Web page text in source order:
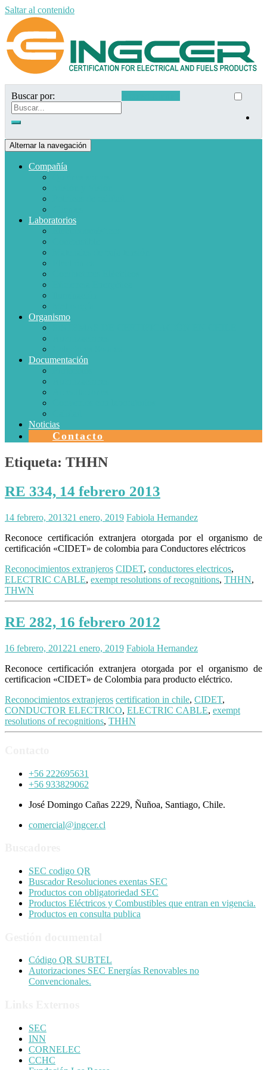
Saltar al contenido
Buscar por:
Alternar la navegación
Compañía
Laboratorios
Organismo
Documentación
Noticias
Contacto
Etiqueta: THHN
RE 334, 14 febrero 2013
14 febrero, 201321 enero, 2019 Fabiola Hernandez
Reconoce certificación extranjera otorgada por el organismo de
certificación «CIDET» de colombia para Conductores eléctricos
Reconocimientos extranjeros CIDET, conductores electricos,
ELECTRIC CABLE, exempt resolutions of recognitions, THHN,
THWN
RE 282, 16 febrero 2012
16 febrero, 201221 enero, 2019 Fabiola Hernandez
Reconoce certificación extranjera otorgada por el organismo de
certificacion «CIDET» de Colombia para producto eléctrico.
Reconocimientos extranjeros certification in chile, CIDET,
CONDUCTOR ELECTRICO, ELECTRIC CABLE, exempt
resolutions of recognitions, THHN
+56 222695631
+56 933829062
José Domingo Cañas 2229, Ñuñoa, Santiago, Chile.
comercial@ingcer.cl
SEC codigo QR
Buscador Resoluciones exentas SEC
Productos con obligatoriedad SEC
Productos Eléctricos y Combustibles que entran en vigencia.
Productos en consulta publica
Código QR SUBTEL
Autorizaciones SEC Energías Renovables no
Convencionales.
SEC
INN
CORNELEC
CCHC